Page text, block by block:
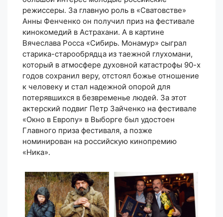
режиссеры. За главную роль в «Сватовстве»
Анны Фенченко он получил приз на фестивале
кинокомедий в Астрахани. А в картине
Вячеслава Росса «Сибирь. Монамур» сыграл
старика-старообрядца из таежной глухомани,
который в атмосфере духовной катастрофы 90-х
годов сохранил веру, отстоял божье отношение
к человеку и стал надежной опорой для
потерявшихся в безвременье людей. За этот
актерский подвиг Петр Зайченко на фестивале
«Окно в Европу» в Выборге был удостоен
Главного приза фестиваля, а позже
номинирован на российскую кинопремию
«Ника».